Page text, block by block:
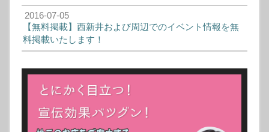
2016-07-05
【無料掲載】西新井および周辺でのイベント情報を無
料掲載いたします！